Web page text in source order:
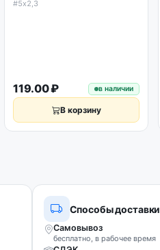
#5х2,3
119.00 ₽ в наличии
В корзину
Способы доставки
Самовывоз
бесплатно, в рабочее время